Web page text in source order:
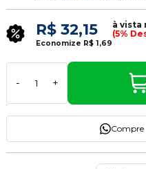
R$ 32,15
à vista
(5%
Economize R$ 1,69
- +
Compre